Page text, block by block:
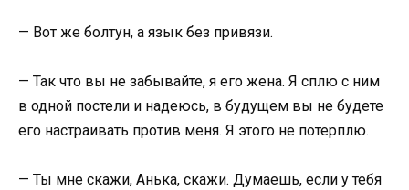
— Вот же болтун, а язык без привязи.
— Так что вы не забывайте, я его жена. Я сплю с ним
в одной постели и надеюсь, в будущем вы не будете
его настраивать против меня. Я этого не потерплю.
— Ты мне скажи, Анька, скажи. Думаешь, если у тебя